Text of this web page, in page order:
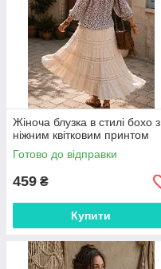
Жіноча блузка в стилі бохо з
ніжним квітковим принтом
Готово до відправки
459 ₴
Купити